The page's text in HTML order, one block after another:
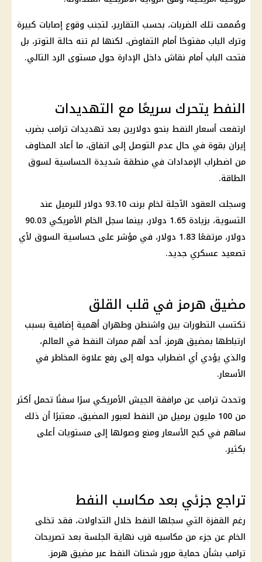
وصُممت تلك الضربات، بحسب التقارير، لتجنب وقوع إصابات كبيرة
وترك الباب مفتوحًا أمام التفاوض، لكنها لم تنه حالة التوتر، بل
فتحت الباب أمام نقاش داخل الإدارة حول مستوى الرد التالي.
النفط يتحرك سريعًا مع التهديدات
ارتفعت أسعار النفط بنحو دولارين بعد تهديدات ترامب بضرب
إيران بقوة في حال عدم التوصل إلى اتفاق، ما أعاد المخاوف
من اضطراب الإمدادات في منطقة شديدة الحساسية لسوق
الطاقة.
وسجلت العقود الآجلة لخام برنت 93.10 دولار للبرميل عند
التسوية، بزيادة 1.65 دولار، بينما سجل الخام الأمريكي 90.03
دولار، مرتفعًا 1.83 دولار، في مؤشر على حساسية السوق لأي
تصعيد عسكري جديد.
مضيق هرمز في قلب القلق
تكتسب التطورات بين واشنطن وطهران أهمية إضافية بسبب
ارتباطها بمضيق هرمز، أحد أهم ممرات النفط في العالم،
والذي يؤدي أي اضطراب حوله إلى رفع علاوة المخاطر في
الأسعار.
وتحدث ترامب عن مرافقة الجيش الأمريكي سرًا سفنًا تحمل أكثر
من 100 مليون برميل من النفط لعبور المضيق، معتبرًا أن ذلك
ساهم في كبح الأسعار ومنع وصولها إلى مستويات أعلى
بكثير.
تراجع جزئي بعد مكاسب النفط
رغم القفزة التي سجلها النفط خلال التداولات، فقد تخلى
الخام عن جزء من مكاسبه قرب نهاية الجلسة بعد تصريحات
ترامب بشأن حماية مرور شحنات النفط عبر مضيق هرمز.